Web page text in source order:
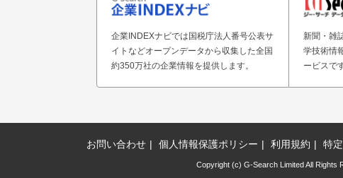
企業INDEXナビでは国税庁法人番号公表サ
イトなどオープンデータから収集した全国
約350万社の企業情報を提供します。
新聞・雑
学技術情
ービスで
お問い合わせ 個人情報保護ポリシー 利用規約 特
Copyright (c) G-Search Limited All Rights